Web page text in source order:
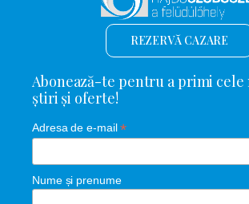
REZERVĂ CAZARE
Abonează-te pentru a primi cele
știri și oferte!
Adresa de e-mail*
Nume și prenume